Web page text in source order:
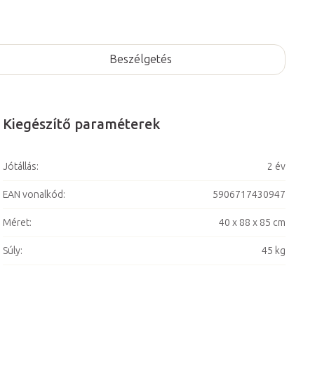
Beszélgetés
Kiegészítő paraméterek
Jótállás: 2 év
EAN vonalkód: 5906717430947
Méret: 40 x 88 x 85 cm
Súly: 45 kg